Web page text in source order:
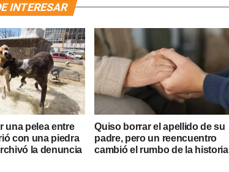
INTERESAR
una pelea entre
con una piedra
la denuncia
Quiso borrar el apellido de su
padre, pero un reencuentro
cambió el rumbo de la historia